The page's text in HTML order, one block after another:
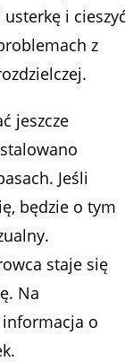
i
z
jeszcze
Jeśli
będzie o tym
staje się
Na
o